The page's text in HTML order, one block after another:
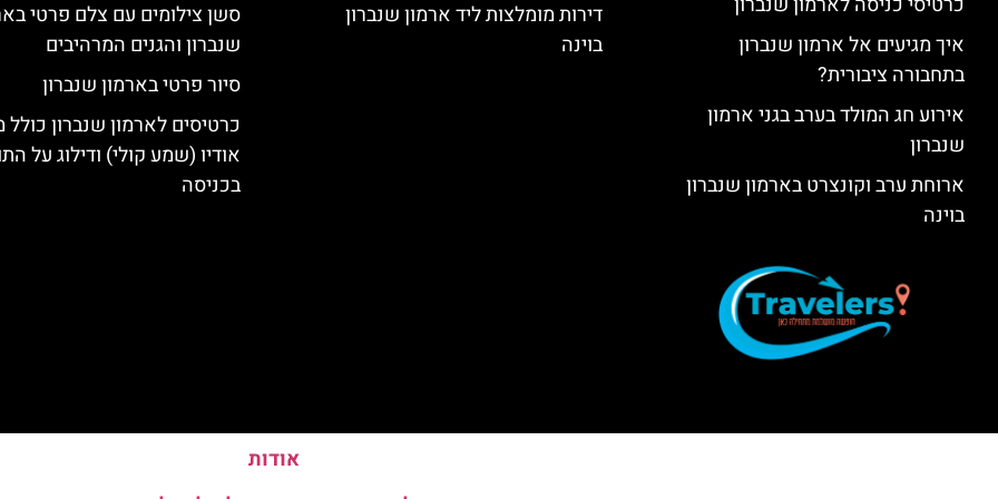
איך מגיעים אל ארמון שנברון
בתחבורה ציבורית?
אירוע חג המולד בערב בגני ארמון
שנברון
ארוחת ערב וקונצרט בארמון שנברון
בוינה
דירות מומלצות ליד ארמון שנברון
בוינה
סשן צילומים עם צלם פרטי
שנברון והגנים המרהיבים
סיור פרטי בארמון שנברון
כרטיסים לארמון שנברון כולל
אודיו (שמע קולי) ודילוג על
בכניסה
אודות